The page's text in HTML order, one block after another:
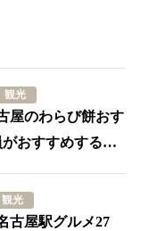
観光
屋のわらび餅おす
おすすめする外
観光
古屋駅グルメ27